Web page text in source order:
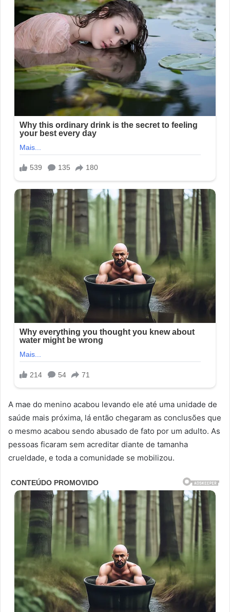
A mae do menino acabou levando ele até uma unidade de
saúde mais próxima, lá então chegaram as conclusões que
o mesmo acabou sendo abusado de fato por um adulto. As
pessoas ficaram sem acreditar diante de tamanha
crueldade, e toda a comunidade se mobilizou.